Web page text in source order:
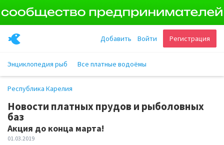
Регистрация
Войти
Добавить
Энциклопедия рыб Все платные водоёмы
Республика Карелия
Новости платных прудов и рыболовных
баз
Акция до конца марта!
01.03.2019